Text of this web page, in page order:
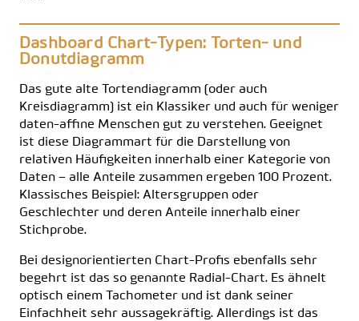
Dashboard Chart-Typen: Torten- und
Donutdiagramm
Das gute alte Tortendiagramm (oder auch
Kreisdiagramm) ist ein Klassiker und auch für weniger
daten-affine Menschen gut zu verstehen. Geeignet
ist diese Diagrammart für die Darstellung von
relativen Häufigkeiten innerhalb einer Kategorie von
Daten – alle Anteile zusammen ergeben 100 Prozent.
Klassisches Beispiel: Altersgruppen oder
Geschlechter und deren Anteile innerhalb einer
Stichprobe.
Bei designorientierten Chart-Profis ebenfalls sehr
begehrt ist das so genannte Radial-Chart. Es ähnelt
optisch einem Tachometer und ist dank seiner
Einfachheit sehr aussagekräftig. Allerdings ist das